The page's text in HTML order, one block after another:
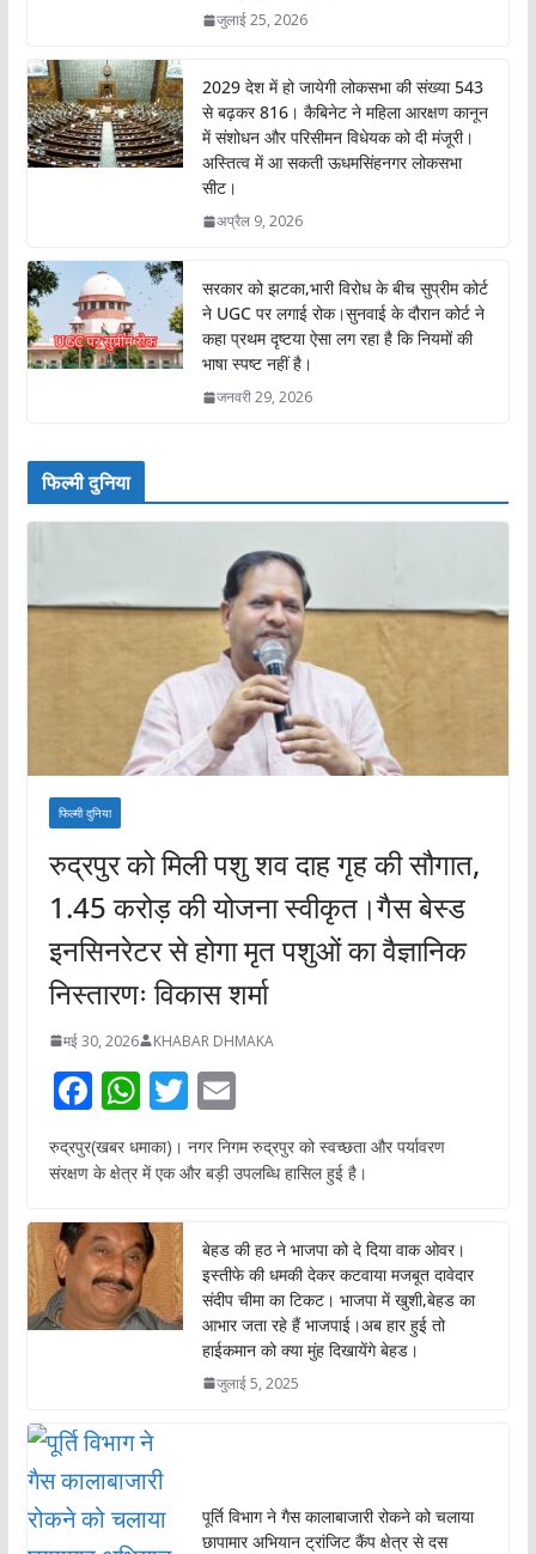
जुलाई 25, 2026
2029 देश में हो जायेगी लोकसभा की संख्या 543
से बढ़कर 816। कैबिनेट ने महिला आरक्षण कानून
में संशोधन और परिसीमन विधेयक को दी मंजूरी।
अस्तित्व में आ सकती ऊधमसिंहनगर लोकसभा
सीट।
अप्रैल 9, 2026
सरकार को झटका,भारी विरोध के बीच सुप्रीम कोर्ट
ने UGC पर लगाई रोक।सुनवाई के दौरान कोर्ट ने
कहा प्रथम दृष्टया ऐसा लग रहा है कि नियमों की
भाषा स्पष्ट नहीं है।
जनवरी 29, 2026
फिल्मी दुनिया
फिल्मी दुनिया
रुद्रपुर को मिली पशु शव दाह गृह की सौगात,
1.45 करोड़ की योजना स्वीकृत।गैस बेस्ड
इनसिनरेटर से होगा मृत पशुओं का वैज्ञानिक
निस्तारणः विकास शर्मा
मई 30, 2026 KHABAR DHMAKA
F
ac
e
o
o
k
W
h
at
A
p
p
T
w
itt
E
m
ai
रुद्रपुर(खबर धमाका)। नगर निगम रुद्रपुर को स्वच्छता और पर्यावरण
संरक्षण के क्षेत्र में एक और बड़ी उपलब्धि हासिल हुई है।
बेहड की हठ ने भाजपा को दे दिया वाक ओवर।
इस्तीफे की धमकी देकर कटवाया मजबूत दावेदार
संदीप चीमा का टिकट। भाजपा में खुशी,बेहड का
आभार जता रहे हैं भाजपाई।अब हार हुई तो
हाईकमान को क्या मुंह दिखायेंगे बेहड।
जुलाई 5, 2025
पूर्ति विभाग ने गैस कालाबाजारी रोकने को चलाया
छापामार अभियान ट्रांजिट कैंप क्षेत्र से दस